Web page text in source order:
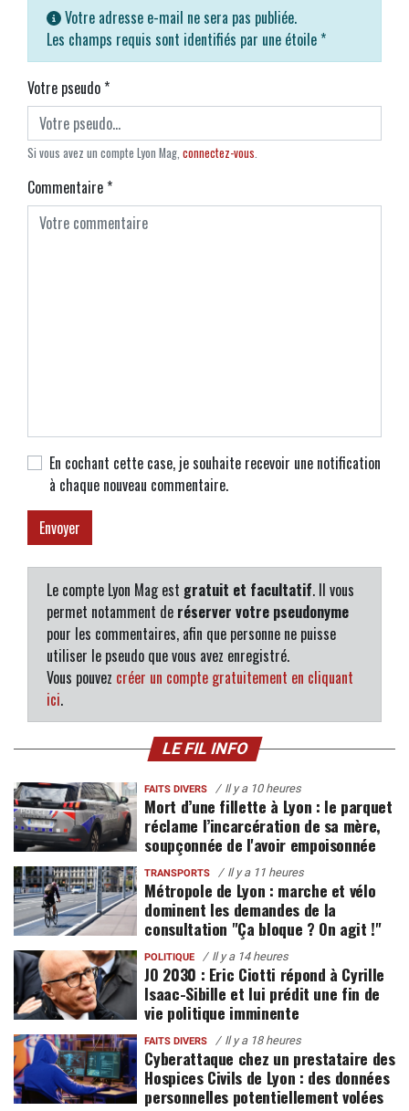
Votre adresse e-mail ne sera pas publiée.
Les champs requis sont identifiés par une étoile *
Votre pseudo*
Si vous avez un compte Lyon Mag, connectez-vous.
Commentaire*
En cochant cette case, je souhaite recevoir une notification
à chaque nouveau commentaire.
Le compte Lyon Mag est gratuit et facultatif. Il vous
permet notamment de réserver votre pseudonyme
pour les commentaires, afin que personne ne puisse
utiliser le pseudo que vous avez enregistré.
Vous pouvez créer un compte gratuitement en cliquant
ici.
LE FIL INFO
FAITS DIVERS Il y a 10 heures
Mort d’une fillette à Lyon : le parquet
réclame l’incarcération de sa mère,
soupçonnée de l'avoir empoisonnée
TRANSPORTS Il y a 11 heures
Métropole de Lyon : marche et vélo
dominent les demandes de la
consultation "Ça bloque ? On agit !"
POLITIQUE Il y a 14 heures
JO 2030 : Eric Ciotti répond à Cyrille
Isaac-Sibille et lui prédit une fin de
vie politique imminente
FAITS DIVERS Il y a 18 heures
Cyberattaque chez un prestataire des
Hospices Civils de Lyon : des données
personnelles potentiellement volées